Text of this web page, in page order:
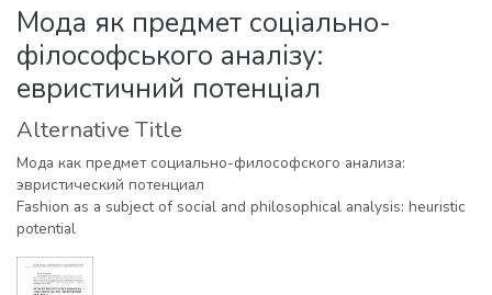
Statistics
Мода як предмет соціально-
філософського аналізу:
евристичний потенціал
Alternative Title
Мода как предмет социально-философского анализа:
эвристический потенциал
Fashion as a subject of social and philosophical analysis: heuristic
potential